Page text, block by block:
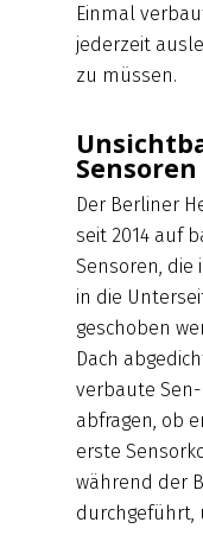
Einmal
jederzeit
zu müssen.
Der Berliner
seit 2014 auf
Sensoren, die
in die
geschoben
Dach
verbaute
abfragen, ob
erste
während der
durchgeführt,